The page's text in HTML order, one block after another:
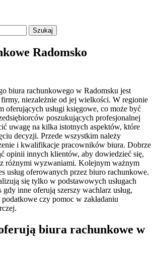
Radomsko
biura rachunkowego w Radomsku jest
niezależnie od jej wielkości. W regionie
oferujących usługi księgowe, co może być
poszukujących profesjonalnej
uwagę na kilka istotnych aspektów, które
decyzji. Przede wszystkim należy
i kwalifikacje pracowników biura. Dobrze
opinii innych klientów, aby dowiedzieć się,
różnymi wyzwaniami. Kolejnym ważnym
usług oferowanych przez biuro rachunkowe.
się tylko w podstawowych usługach
inne oferują szerszy wachlarz usług,
czy pomoc w zakładaniu
biura rachunkowe w